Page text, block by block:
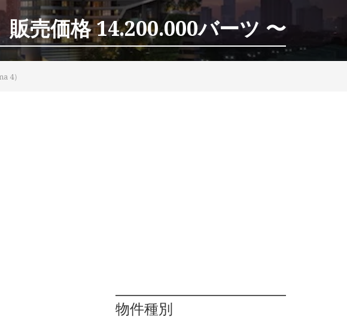
販売価格 14.200.000バーツ 〜
4）
物件種別